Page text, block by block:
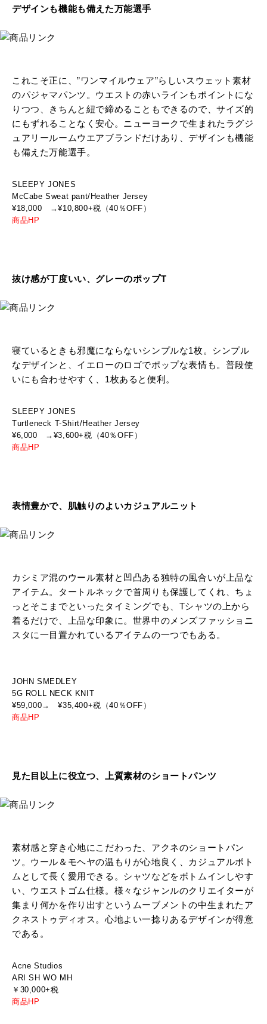
デザインも機能も備えた万能選手
これこそ正に、”ワンマイルウェア”らしいスウェット素材
のパジャマパンツ。ウエストの赤いラインもポイントにな
りつつ、きちんと紐で締めることもできるので、サイズ的
にもずれることなく安心。ニューヨークで生まれたラグジ
ュアリールームウエアブランドだけあり、デザインも機能
も備えた万能選手。
SLEEPY JONES
McCabe Sweat pant/Heather Jersey
¥18,000 →¥10,800+税（40％OFF）
商品HP
抜け感が丁度いい、グレーのポップT
寝ているときも邪魔にならないシンプルな1枚。シンプル
なデザインと、イエローのロゴでポップな表情も。普段使
いにも合わせやすく、1枚あると便利。
SLEEPY JONES
Turtleneck T-Shirt/Heather Jersey
¥6,000 →¥3,600+税（40％OFF）
商品HP
表情豊かで、肌触りのよいカジュアルニット
カシミア混のウール素材と凹凸ある独特の風合いが上品な
アイテム。タートルネックで首周りも保護してくれ、ちょ
っとそこまでといったタイミングでも、Tシャツの上から
着るだけで、上品な印象に。世界中のメンズファッショニ
スタに一目置かれているアイテムの一つでもある。
JOHN SMEDLEY
5G ROLL NECK KNIT
¥59,000→ ¥35,400+税（40％OFF）
商品HP
見た目以上に役立つ、上質素材のショートパンツ
素材感と穿き心地にこだわった、アクネのショートパン
ツ。ウール＆モヘヤの温もりが心地良く、カジュアルボト
ムとして長く愛用できる。シャツなどをボトムインしやす
い、ウエストゴム仕様。様々なジャンルのクリエイターが
集まり何かを作り出すというムーブメントの中生まれたア
クネストゥディオス。心地よい一捻りあるデザインが得意
である。
Acne Studios
ARI SH WO MH
￥30,000+税
商品HP